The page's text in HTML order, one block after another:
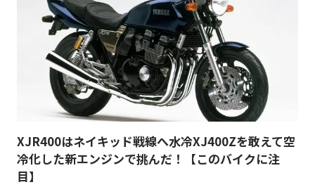
XJR400はネイキッド戦線へ水冷XJ400Zを敢えて空
冷化した新エンジンで挑んだ！【このバイクに注
目】